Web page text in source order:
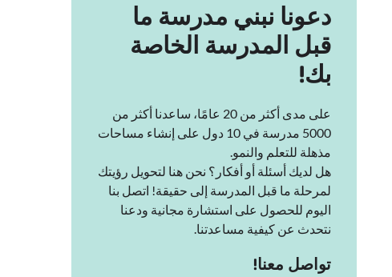
دعونا نبني مدرسة ما
قبل المدرسة الخاصة
بك!
على مدى أكثر من 20 عامًا، ساعدنا أكثر من
5000 مدرسة في 10 دول على إنشاء مساحات
مذهلة للتعلم والنمو.
هل لديك أسئلة أو أفكار؟ نحن هنا لتحويل رؤيتك
لمرحلة ما قبل المدرسة إلى حقيقة! اتصل بنا
اليوم للحصول على استشارة مجانية ودعنا
نتحدث عن كيفية مساعدتنا.
تواصل معنا!